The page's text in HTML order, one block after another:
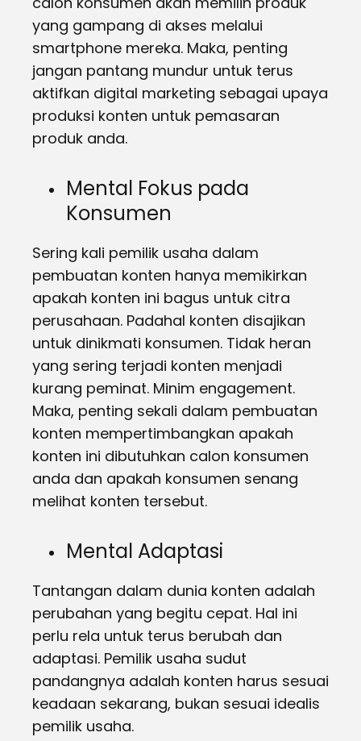
yang gampang di akses melalui
smartphone mereka. Maka, penting
jangan pantang mundur untuk terus
aktifkan digital marketing sebagai upaya
produksi konten untuk pemasaran
produk anda.
Mental Fokus pada
Konsumen
Sering kali pemilik usaha dalam
pembuatan konten hanya memikirkan
apakah konten ini bagus untuk citra
perusahaan. Padahal konten disajikan
untuk dinikmati konsumen. Tidak heran
yang sering terjadi konten menjadi
kurang peminat. Minim engagement.
Maka, penting sekali dalam pembuatan
konten mempertimbangkan apakah
konten ini dibutuhkan calon konsumen
anda dan apakah konsumen senang
melihat konten tersebut.
Mental Adaptasi
Tantangan dalam dunia konten adalah
perubahan yang begitu cepat. Hal ini
perlu rela untuk terus berubah dan
adaptasi. Pemilik usaha sudut
pandangnya adalah konten harus sesuai
keadaan sekarang, bukan sesuai idealis
pemilik usaha.